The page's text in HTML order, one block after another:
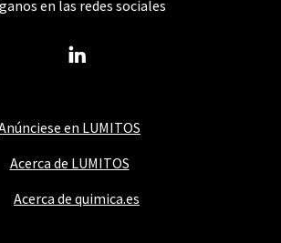
en LUMITOS
Acerca de LUMITOS
Acerca de quimica.es
en las redes sociales